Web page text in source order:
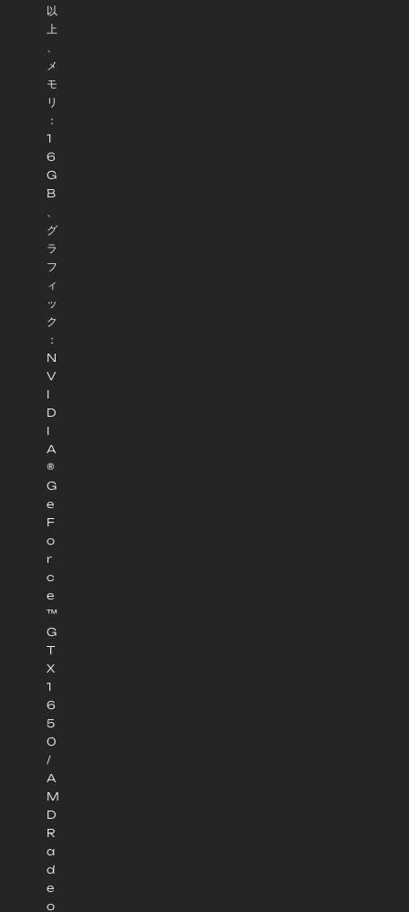
以
上
メ
モ
リ
：
1
6
G
B
グ
ラ
フ
ィ
ッ
ク
：
N
V
I
D
I
A
®
G
e
F
o
r
c
e
™
G
T
X
1
6
5
0
/
A
M
D
R
a
d
e
o